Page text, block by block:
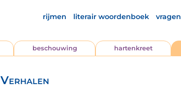
rijmen literair woordenboek vragen
beschouwing hartenkreet
Verhalen